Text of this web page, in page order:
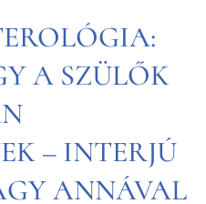
A SZÜLŐK
– INTERJÚ
ANNÁVAL